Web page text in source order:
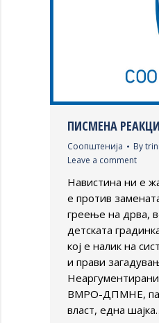
ПИСМЕНА
Соопштенија By
Leave a comment
Навистина ни е
е против
греење на дрва,
детската
кој е налик на
и прави
ВМРО-ДПМНЕ,
власт, една